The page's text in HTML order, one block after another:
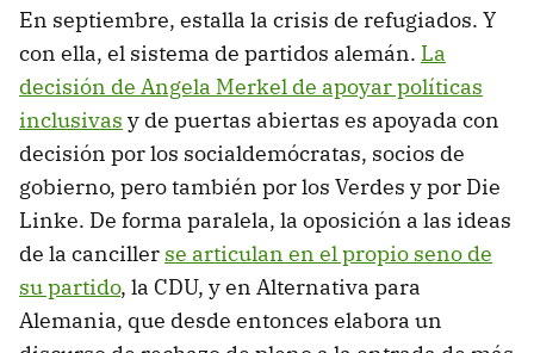
En septiembre, estalla la crisis de refugiados. Y
con ella, el sistema de partidos alemán. La
decisión de Angela Merkel de apoyar políticas
inclusivas y de puertas abiertas es apoyada con
decisión por los socialdemócratas, socios de
gobierno, pero también por los Verdes y por Die
Linke. De forma paralela, la oposición a las ideas
de la canciller se articulan en el propio seno de
su partido, la CDU, y en Alternativa para
Alemania, que desde entonces elabora un